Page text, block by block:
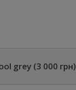
grey (3 000 грн)